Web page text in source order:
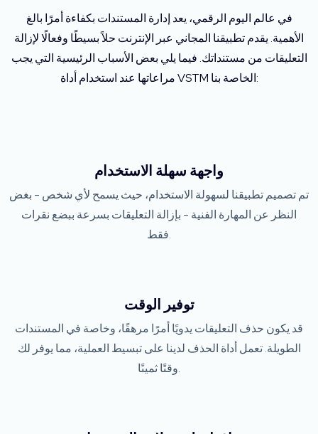
في عالم اليوم الرقمي، يعد إدارة المستندات بكفاءة أمرًا بالغ
الأهمية. يقدم تطبيقنا المجاني عبر الإنترنت حلاً بسيطًا وفعالًا لإزالة
التعليقات من مستنداتك. فيما يلي بعض الأسباب الرئيسية التي يجب
مراعاتها عند استخدام أداة VSTM الخاصة بنا:
واجهة سهلة الاستخدام
تم تصميم تطبيقنا لسهولة الاستخدام، حيث يسمح لأي شخص - بغض
النظر عن المهارة الفنية - بإزالة التعليقات بسرعة ببضع نقرات
فقط.
توفير الوقت
قد يكون حذف التعليقات يدويًا أمرًا مرهقًا، وخاصة في المستندات
الطويلة. تعمل أداة الحذف لدينا على تبسيط العملية، مما يوفر لك
وقتًا ثمينًا.